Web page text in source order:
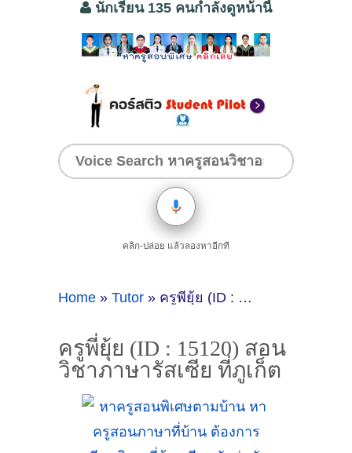
นักเรียน 135 คนกำลังดูหน้านี้
คลิก-ปล่อย แล้วลองหาอีกที
Home » Tutor » ครูพี่ยุ้ย (ID : 15120) สอนวิชาภาษารัสเซีย ที่ภูเก็ต
ครูพี่ยุ้ย (ID : 15120) สอน
วิชาภาษารัสเซีย ที่ภูเก็ต